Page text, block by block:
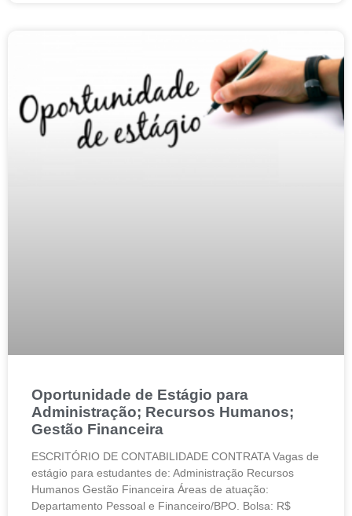
Oportunidade de Estágio para
Administração; Recursos Humanos;
Gestão Financeira
ESCRITÓRIO DE CONTABILIDADE CONTRATA Vagas de
estágio para estudantes de: Administração Recursos
Humanos Gestão Financeira Áreas de atuação:
Departamento Pessoal e Financeiro/BPO. Bolsa: R$